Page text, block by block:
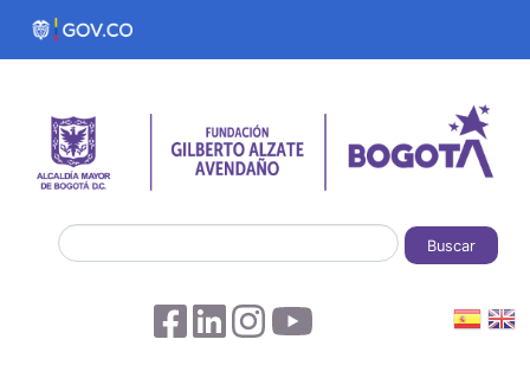
Pasar al contenido principal
Buscar